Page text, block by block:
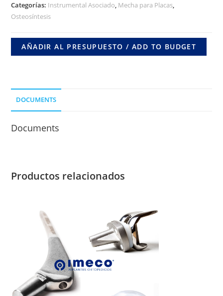
LONG.
150
cantidad
Categorías: Instrumental Asociado, Mecha para Placas,
Osteosíntesis
AÑADIR AL PRESUPUESTO / ADD TO BUDGET
DOCUMENTS
Documents
Productos relacionados